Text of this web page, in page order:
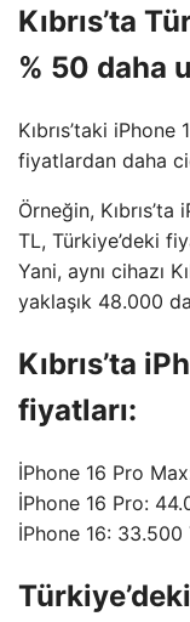
Kıbrıs’ta
% 50 daha
Kıbrıs’taki
fiyatlardan daha
Örneğin,
TL, Türkiye’deki
Yani, aynı cihazı
yaklaşık 48.000
Kıbrıs’ta
fiyatları:
İPhone 16 Pro
İPhone 16 Pro:
İPhone 16: 33.500